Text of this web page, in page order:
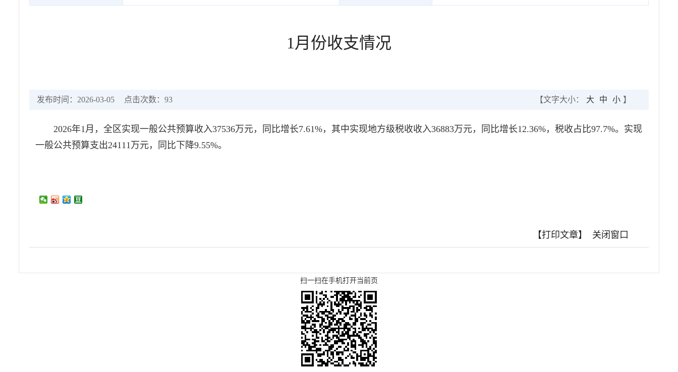
1月份收支情况
发布时间：2026-03-05 点击次数： 93 【文字大小： 大 中 小 】
2026年1月，全区实现一般公共预算收入37536万元，同比增长7.61%，其中实现地方级税收收入36883万元，同比增长12.36%，税收占比97.7%。实现
一般公共预算支出24111万元，同比下降9.55%。
【打印文章】 关闭窗口
扫一扫在手机打开当前页